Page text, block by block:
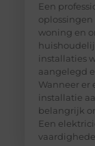
Een
woning en
installaties
aangelegd
Wanneer er
installatie
belangrijk
Een